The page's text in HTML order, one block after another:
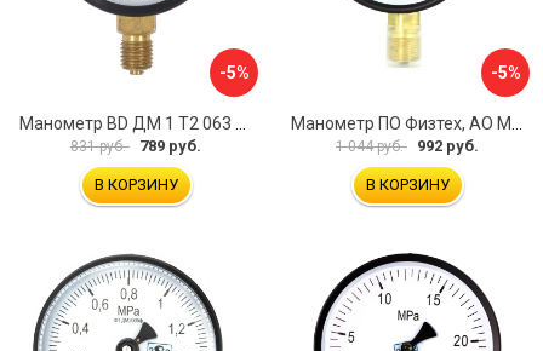
-5%
831 руб. 789 руб.
В КОРЗИНУ
-5%
1 044 руб. 992 руб.
В КОРЗИНУ